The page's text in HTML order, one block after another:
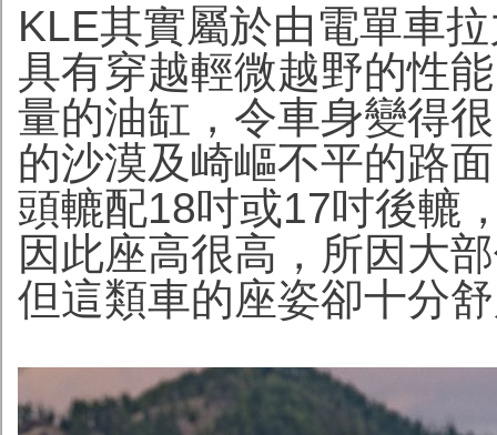
KLE其實屬於由電單車
具有穿越輕微越野的性
量的油缸，令車身變得
的沙漠及崎嶇不平的路
頭轆配18吋或17吋後轆
因此座高很高，所因大
但這類車的座姿卻十分